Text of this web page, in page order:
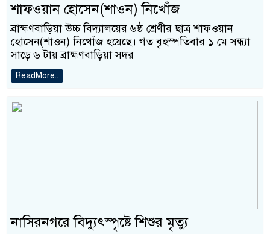
শাফওয়ান হোসেন(শাওন) নিখোঁজ
ব্রাহ্মণবাড়িয়া উচ্চ বিদ্যালয়ের ৬ষ্ঠ শ্রেণীর ছাত্র শাফওয়ান
হোসেন(শাওন) নিখোঁজ হয়েছে। গত বৃহস্পতিবার ১ মে সন্ধ্যা
সাড়ে ৬ টায় ব্রাহ্মণবাড়িয়া সদর
ReadMore..
নাসিরনগরে বিদ্যুৎস্পৃষ্টে শিশুর মৃত্যু